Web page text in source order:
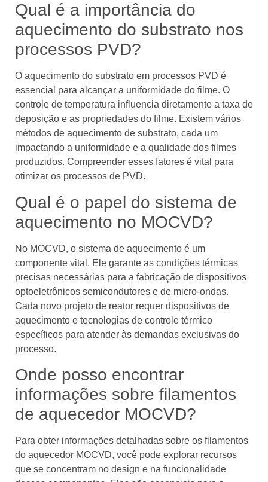
Qual é a importância do
aquecimento do substrato nos
processos PVD?
O aquecimento do substrato em processos PVD é
essencial para alcançar a uniformidade do filme. O
controle de temperatura influencia diretamente a taxa de
deposição e as propriedades do filme. Existem vários
métodos de aquecimento de substrato, cada um
impactando a uniformidade e a qualidade dos filmes
produzidos. Compreender esses fatores é vital para
otimizar os processos de PVD.
Qual é o papel do sistema de
aquecimento no MOCVD?
No MOCVD, o sistema de aquecimento é um
componente vital. Ele garante as condições térmicas
precisas necessárias para a fabricação de dispositivos
optoeletrônicos semicondutores e de micro-ondas.
Cada novo projeto de reator requer dispositivos de
aquecimento e tecnologias de controle térmico
específicos para atender às demandas exclusivas do
processo.
Onde posso encontrar
informações sobre filamentos
de aquecedor MOCVD?
Para obter informações detalhadas sobre os filamentos
do aquecedor MOCVD, você pode explorar recursos
que se concentram no design e na funcionalidade